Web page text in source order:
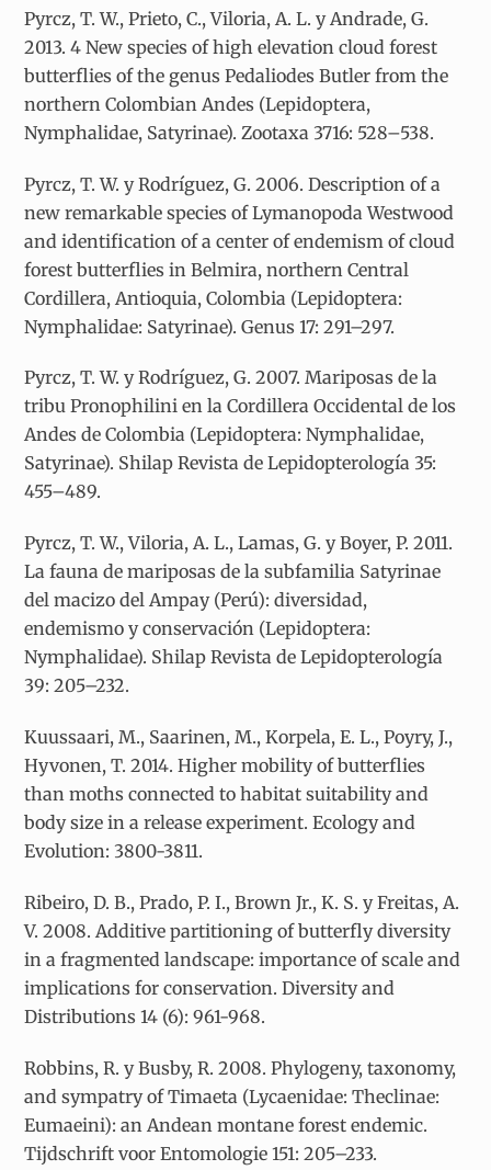
Pyrcz, T. W., Prieto, C., Viloria, A. L. y Andrade, G.
2013. 4 New species of high elevation cloud forest
butterflies of the genus Pedaliodes Butler from the
northern Colombian Andes (Lepidoptera,
Nymphalidae, Satyrinae). Zootaxa 3716: 528–538.
Pyrcz, T. W. y Rodríguez, G. 2006. Description of a
new remarkable species of Lymanopoda Westwood
and identification of a center of endemism of cloud
forest butterflies in Belmira, northern Central
Cordillera, Antioquia, Colombia (Lepidoptera:
Nymphalidae: Satyrinae). Genus 17: 291–297.
Pyrcz, T. W. y Rodríguez, G. 2007. Mariposas de la
tribu Pronophilini en la Cordillera Occidental de los
Andes de Colombia (Lepidoptera: Nymphalidae,
Satyrinae). Shilap Revista de Lepidopterología 35:
455–489.
Pyrcz, T. W., Viloria, A. L., Lamas, G. y Boyer, P. 2011.
La fauna de mariposas de la subfamilia Satyrinae
del macizo del Ampay (Perú): diversidad,
endemismo y conservación (Lepidoptera:
Nymphalidae). Shilap Revista de Lepidopterología
39: 205–232.
Kuussaari, M., Saarinen, M., Korpela, E. L., Poyry, J.,
Hyvonen, T. 2014. Higher mobility of butterflies
than moths connected to habitat suitability and
body size in a release experiment. Ecology and
Evolution: 3800-3811.
Ribeiro, D. B., Prado, P. I., Brown Jr., K. S. y Freitas, A.
V. 2008. Additive partitioning of butterfly diversity
in a fragmented landscape: importance of scale and
implications for conservation. Diversity and
Distributions 14 (6): 961-968.
Robbins, R. y Busby, R. 2008. Phylogeny, taxonomy,
and sympatry of Timaeta (Lycaenidae: Theclinae:
Eumaeini): an Andean montane forest endemic.
Tijdschrift voor Entomologie 151: 205–233.